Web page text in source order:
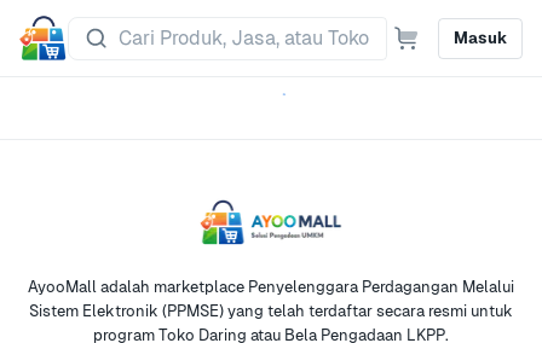
Masuk
AyooMall adalah marketplace Penyelenggara Perdagangan Melalui
Sistem Elektronik (PPMSE) yang telah terdaftar secara resmi untuk
program Toko Daring atau Bela Pengadaan LKPP.